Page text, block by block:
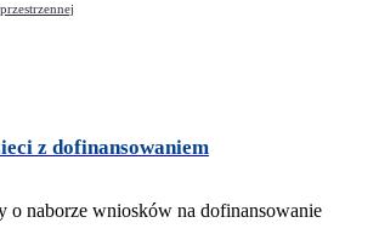
z dofinansowaniem